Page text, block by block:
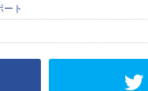
ト